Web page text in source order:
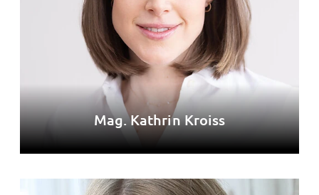
Mag. Kathrin Kroiss